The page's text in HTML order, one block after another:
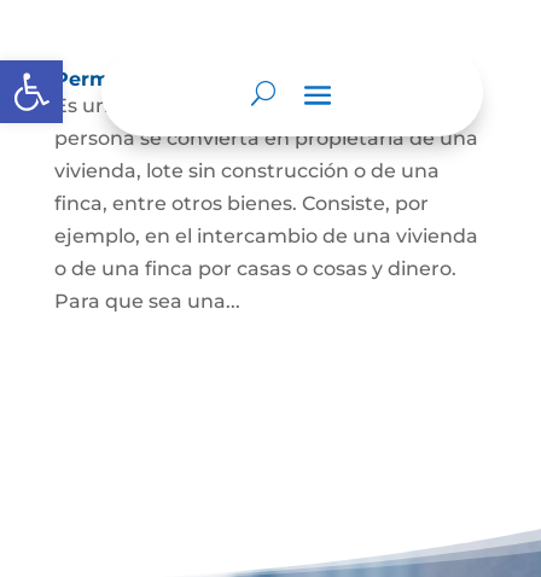
Abrir barra de herramientas
Permuta de Inmuebles
Es uno de los contratos para que una
persona se convierta en propietaria de una
vivienda, lote sin construcción o de una
finca, entre otros bienes. Consiste, por
ejemplo, en el intercambio de una vivienda
o de una finca por casas o cosas y dinero.
Para que sea una...